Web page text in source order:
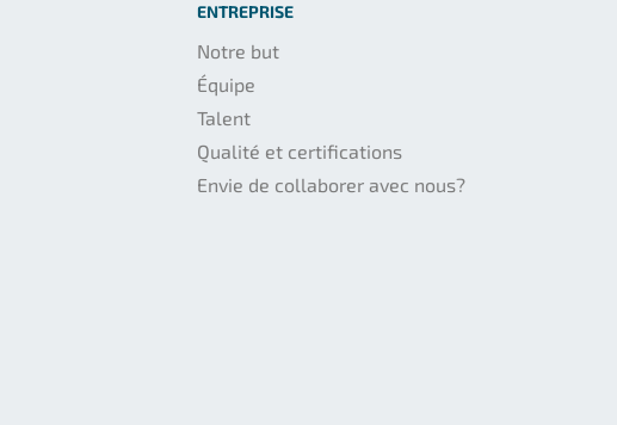
ENTREPRISE
Notre but
Équipe
Talent
Qualité et certifications
Envie de collaborer avec nous?